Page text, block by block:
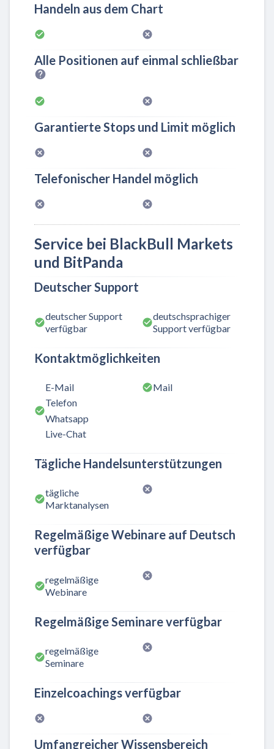
Handeln aus dem Chart
Alle Positionen auf einmal schließbar
Garantierte Stops und Limit möglich
Telefonischer Handel möglich
Service bei BlackBull Markets
und BitPanda
Deutscher Support
deutscher Support
verfügbar
deutschsprachiger
Support verfügbar
Kontaktmöglichkeiten
E-Mail
Telefon
Whatsapp
Live-Chat
Mail
Tägliche Handelsunterstützungen
tägliche
Marktanalysen
Regelmäßige Webinare auf Deutsch
verfügbar
regelmäßige
Webinare
Regelmäßige Seminare verfügbar
regelmäßige
Seminare
Einzelcoachings verfügbar
Umfangreicher Wissensbereich